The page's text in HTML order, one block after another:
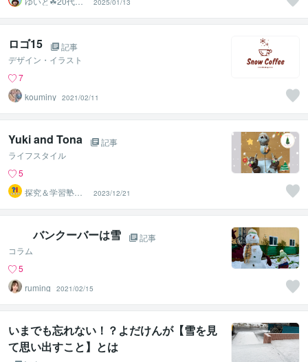
あなたの心の拠
り所✨☘️
2025/01/13
ロゴ15
記事
デザイン・イラスト
7
kouminy 2021/02/11
Yuki and Tona
記事
ライフスタイル
5
探究＆学習塾｜
なぜラボ
2023/12/21
バンクーバーは雪
記事
コラム
5
ruming
2021/02/15
いまでも忘れない！？よだけんが【雪を見
て思い出すこと】とは